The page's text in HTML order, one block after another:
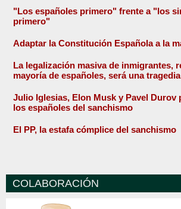
"Los españoles primero" frente a "los
primero"
Adaptar la Constitución Española a la
La legalización masiva de inmigrantes,
mayoría de españoles, será una
Julio Iglesias, Elon Musk y Pavel Durov
los españoles del sanchismo
El PP, la estafa cómplice del sanchismo
COLABORACIÓN